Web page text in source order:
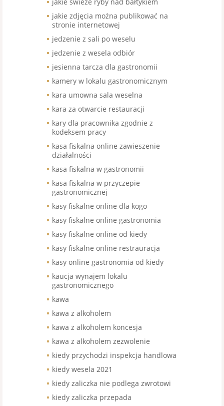
jakie zdjęcia można publikować na
stronie internetowej
jedzenie z sali po weselu
jedzenie z wesela odbiór
jesienna tarcza dla gastronomii
kamery w lokalu gastronomicznym
kara umowna sala weselna
kara za otwarcie restauracji
kary dla pracownika zgodnie z
kodeksem pracy
kasa fiskalna online zawieszenie
działalności
kasa fiskalna w gastronomii
kasa fiskalna w przyczepie
gastronomicznej
kasy fiskalne online dla kogo
kasy fiskalne online gastronomia
kasy fiskalne online od kiedy
kasy fiskalne online restrauracja
kasy online gastronomia od kiedy
kaucja wynajem lokalu
gastronomicznego
kawa
kawa z alkoholem
kawa z alkoholem koncesja
kawa z alkoholem zezwolenie
kiedy przychodzi inspekcja handlowa
kiedy wesela 2021
kiedy zaliczka nie podlega zwrotowi
kiedy zaliczka przepada